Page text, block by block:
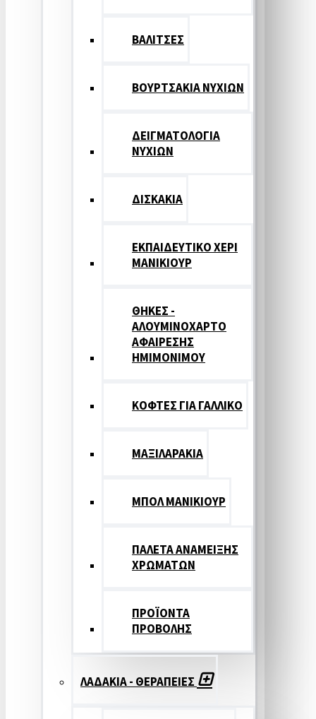
ΒΑΛΙΤΣΕΣ
ΒΟΥΡΤΣΑΚΙΑ ΝΥΧΙΩΝ
ΔΕΙΓΜΑΤΟΛΟΓΙΑ
ΝΥΧΙΩΝ
ΔΙΣΚΑΚΙΑ
ΕΚΠΑΙΔΕΥΤΙΚΟ ΧΕΡΙ
ΜΑΝΙΚΙΟΥΡ
ΘΗΚΕΣ -
ΑΛΟΥΜΙΝΟΧΑΡΤΟ
ΑΦΑΙΡΕΣΗΣ
ΗΜΙΜΟΝΙΜΟΥ
ΚΟΦΤΕΣ ΓΙΑ ΓΑΛΛΙΚΟ
ΜΑΞΙΛΑΡΑΚΙΑ
ΜΠΟΛ ΜΑΝΙΚΙΟΥΡ
ΠΑΛΕΤΑ ΑΝΑΜΕΙΞΗΣ
ΧΡΩΜΑΤΩΝ
ΠΡΟΪΟΝΤΑ
ΠΡΟΒΟΛΗΣ
ΛΑΔΑΚΙΑ - ΘΕΡΑΠΕΙΕΣ